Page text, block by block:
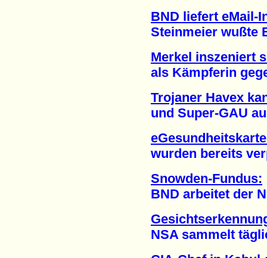
BND liefert eMail-
Steinmeier wußte
Merkel inszeniert
als Kämpferin
Trojaner Havex
und Super-GAU
wurden bereits
Snowden-Fundus:
BND arbeitet der
NSA sammelt